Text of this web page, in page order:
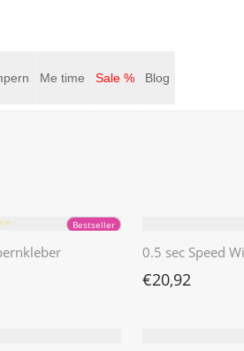
Me time Sale % Blog
Bestseller
0.5 sec Speed
€20,92